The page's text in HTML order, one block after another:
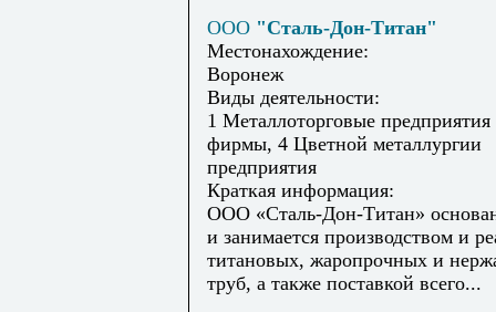
ООО "Сталь-Дон-Титан"
Местонахождение:
Воронеж
Виды деятельности:
1 Металлоторговые предприятия
фирмы, 4 Цветной металлургии
предприятия
Краткая информация:
ООО «Сталь-Дон-Титан»
и занимается производством и
титановых, жаропрочных и
труб, а также поставкой всего...